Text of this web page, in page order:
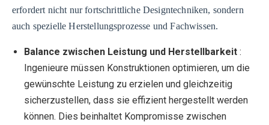
erfordert nicht nur fortschrittliche Designtechniken, sondern
auch spezielle Herstellungsprozesse und Fachwissen.
Balance zwischen Leistung und Herstellbarkeit :
Ingenieure müssen Konstruktionen optimieren, um die
gewünschte Leistung zu erzielen und gleichzeitig
sicherzustellen, dass sie effizient hergestellt werden
können. Dies beinhaltet Kompromisse zwischen